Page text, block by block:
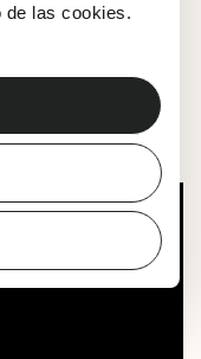
de las cookies.
que parte de la
mujeres de
actrices con una
hablando de
la guerra”.